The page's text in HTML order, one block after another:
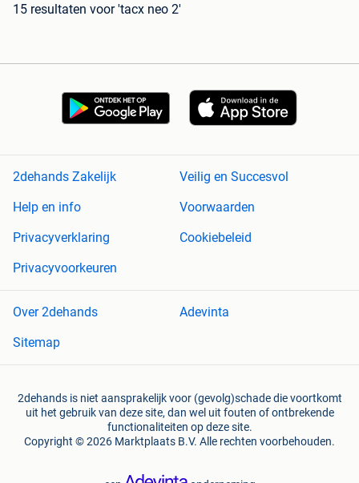
15 resultaten voor 'tacx neo 2'
2dehands Zakelijk
Veilig en Succesvol
Help en info
Voorwaarden
Privacyverklaring
Cookiebeleid
Privacyvoorkeuren
Over 2dehands
Adevinta
Sitemap
2dehands is niet aansprakelijk voor (gevolg)schade die voortkomt
uit het gebruik van deze site, dan wel uit fouten of ontbrekende
functionaliteiten op deze site.
Copyright © 2026 Marktplaats B.V. Alle rechten voorbehouden.